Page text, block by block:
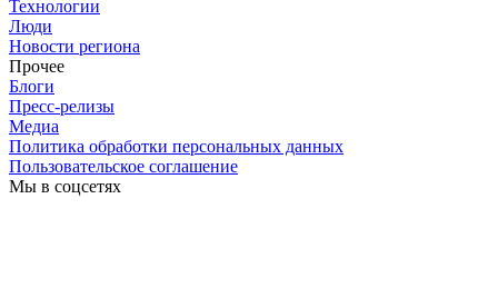
Технологии
Люди
Новости региона
Прочее
Блоги
Пресс-релизы
Медиа
Политика обработки персональных данных
Пользовательское соглашение
Мы в соцсетях